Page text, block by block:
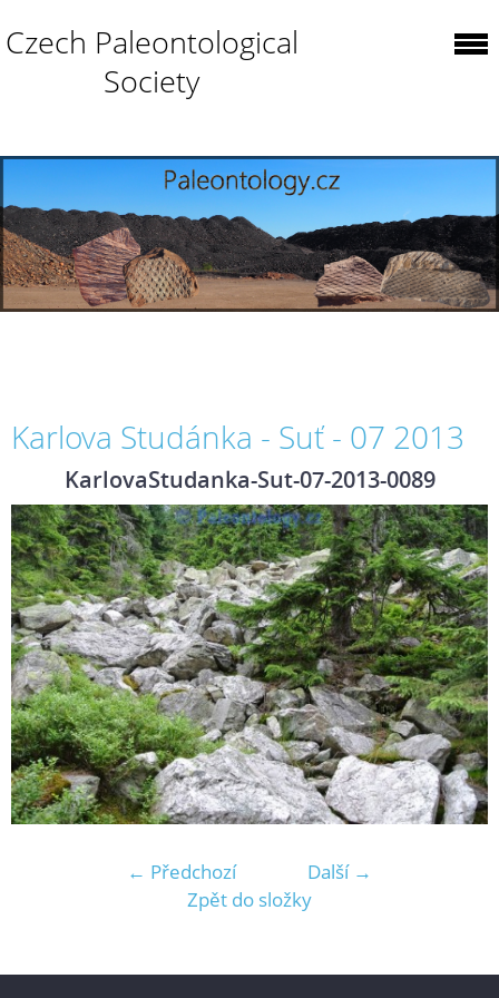
Czech Paleontological
Society
Karlova Studánka - Suť - 07 2013
KarlovaStudanka-Sut-07-2013-0089
← Předchozí
Další →
Zpět do složky